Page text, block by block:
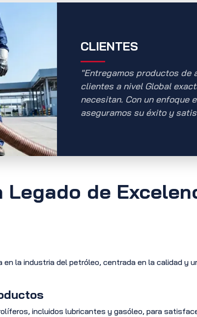
CLIENTES
"Entregamos productos de
clientes a nivel Global
necesitan. Con un enfoque
aseguramos su éxito y
Legado de
la industria del petróleo, centrada en la calidad y
incluidos lubricantes y gasóleo, para